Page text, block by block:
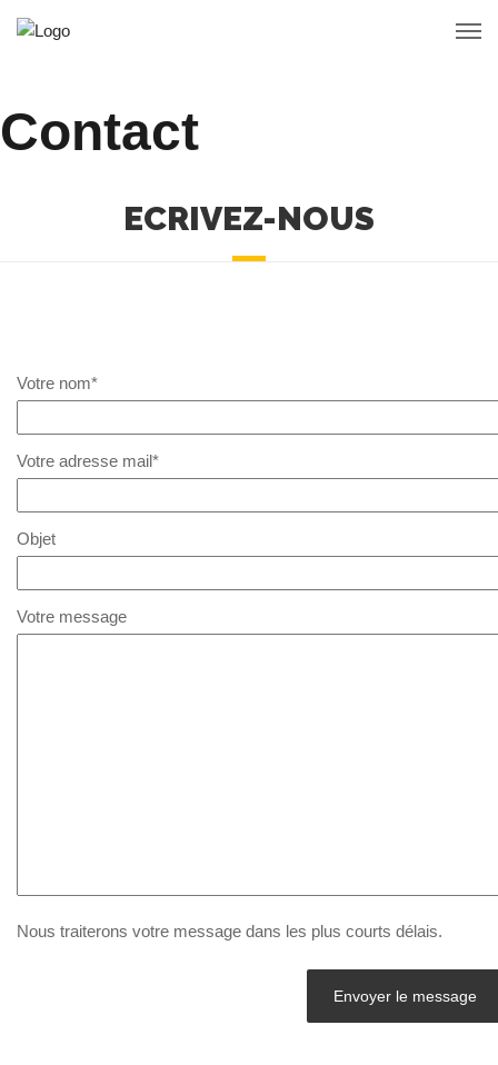
Contact
ECRIVEZ-NOUS
Votre nom*
Votre adresse mail*
Objet
Votre message
Nous traiterons votre message dans les plus courts délais.